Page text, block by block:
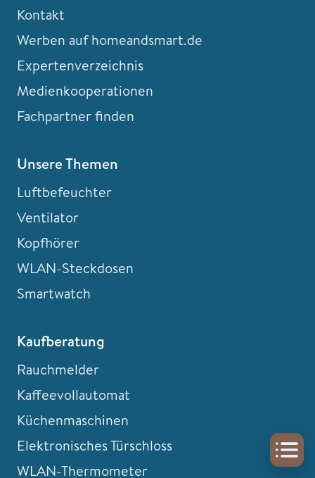
Kontakt
Werben auf homeandsmart.de
Expertenverzeichnis
Medienkooperationen
Fachpartner finden
Unsere Themen
Luftbefeuchter
Ventilator
Kopfhörer
WLAN-Steckdosen
Smartwatch
Kaufberatung
Rauchmelder
Kaffeevollautomat
Küchenmaschinen
Elektronisches Türschloss
WLAN-Thermometer